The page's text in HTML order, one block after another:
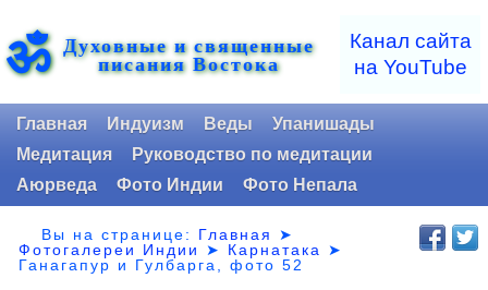
ॐ Духовные и священные
писания Востока
Канал сайта
на YouTube
Главная Индуизм Веды
Упанишады
Медитация
Руководство по медитации
Аюрведа
Фото Индии Фото Непала
Вы на странице: Главная
➤
Фотогалереи Индии
➤ Карнатака
➤
Ганагапур и Гулбарга, фото 52